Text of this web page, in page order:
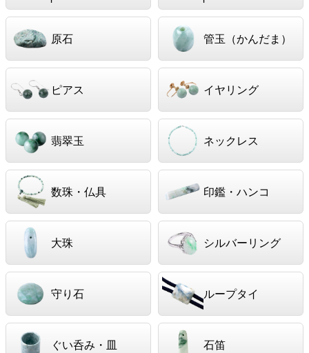
原石 管玉（かんだま）
ピアス イヤリング
翡翠玉 ネックレス
数珠・仏具 印鑑・ハンコ
大珠 シルバーリング
守り石 ループタイ
ぐい呑み・皿 石笛